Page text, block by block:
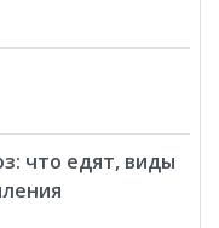
что едят, виды